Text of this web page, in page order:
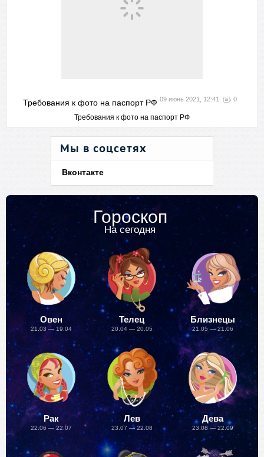
Требования к фото на паспорт РФ 09 июнь 2021, 12:41 0
Требования к фото на паспорт РФ
Мы в соцсетях
Вконтакте
Гороскоп
На сегодня
Овен
21.03 — 19.04
Телец
20.04 — 20.05
Близнецы
21.05 — 21.06
Рак
22.06 — 22.07
Лев
23.07 — 22.08
Дева
23.08 — 22.09